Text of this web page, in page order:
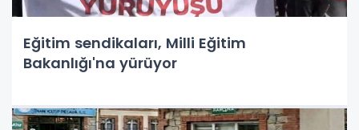
Eğitim sendikaları, Milli Eğitim
Bakanlığı'na yürüyor